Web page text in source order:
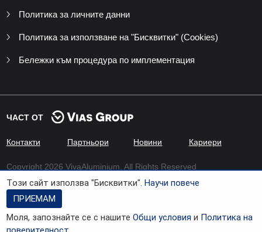
Tози сайт използва "Бисквитки". Научи повече
ПРИЕМАМ
Моля, запознайте се с нашите Общи условия и Политика на
Политика за личните данни
Политика за използване на "Бисквитки" (Cookies)
Бележки към процедура по имплементация
ЧАСТ ОТ
Контакти Партньори Новини Кариери
Copyright 2026 VivaAluminium. All Rights Reserved
Developed byXenium Company